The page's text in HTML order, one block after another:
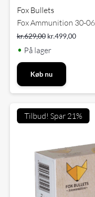
Fox Bullets
Fox Ammunition 30-
kr.629,00 kr.499,00
• På lager
Køb nu
Tilbud! Spar 21%